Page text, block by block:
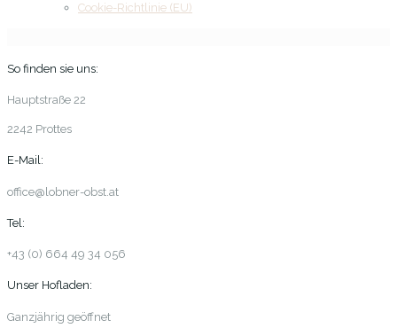
Cookie-Richtlinie (EU)
So finden sie uns:
Hauptstraße 22
2242 Prottes
E-Mail:
office@lobner-obst.at
Tel:
+43 (0) 664 49 34 056
Unser Hofladen:
Ganzjährig geöffnet